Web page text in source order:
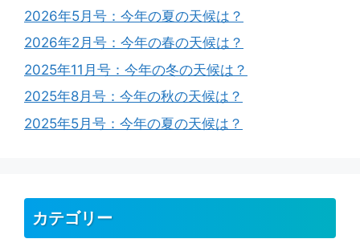
2026年5月号：今年の夏の天候は？
2026年2月号：今年の春の天候は？
2025年11月号：今年の冬の天候は？
2025年8月号：今年の秋の天候は？
2025年5月号：今年の夏の天候は？
カテゴリー